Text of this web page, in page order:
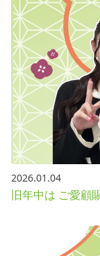
2026.01.04
旧年中は ご愛顧